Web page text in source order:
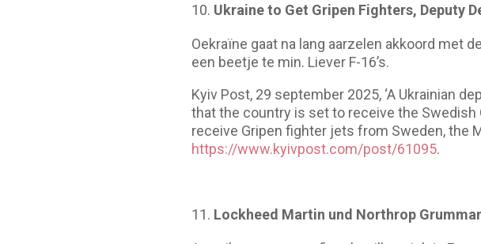
Ukraine to Get Gripen Fighters, Deputy
Oekraïne gaat na lang aarzelen akkoord met
een beetje te min. Liever F-16’s.
Kyiv Post, 29 september 2025, ‘A Ukrainian
that the country is set to receive the Swedish
receive Gripen fighter jets from Sweden, the
https://www.kyivpost.com/post/61095.
Lockheed Martin und Northrop